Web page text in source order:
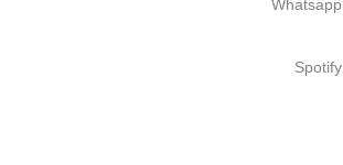
Whatsapp
Spotify